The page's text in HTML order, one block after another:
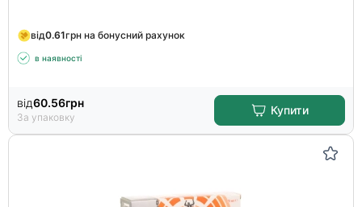
від0.61грн на бонусний рахунок
в наявності
від60.56грн
За упаковку
Купити